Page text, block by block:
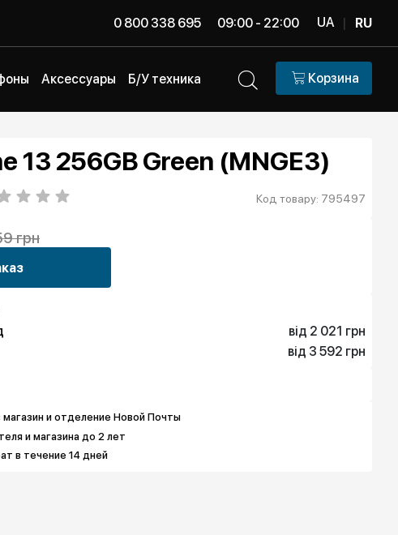
0 800 338 695 09:00 - 22:00 UA | RU
Аксессуары Б/У техника Корзина
13 256GB Green (MNGE3)
Код товару: 795497
грн
від 2 021 грн
2 021 грн
від 3 592 грн
магазин и отделение Новой Почты
и магазина до 2 лет
в течение 14 дней